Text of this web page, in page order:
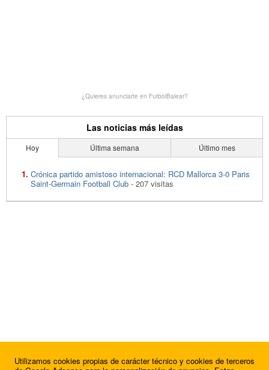
¿Quieres anunciarte en FutbolBalear?
Las noticias más leídas
Hoy Última semana Último mes
Crónica partido amistoso internacional: RCD Mallorca 3-0 Paris
Saint-Germain Football Club - 207 visitas
Utilizamos cookies propias de carácter técnico y cookies de terceros